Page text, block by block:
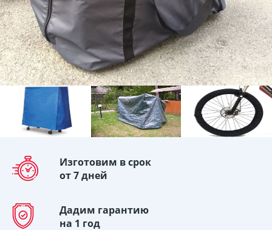
Изготовим в срок
от 7 дней
Дадим гарантию
на 1 год